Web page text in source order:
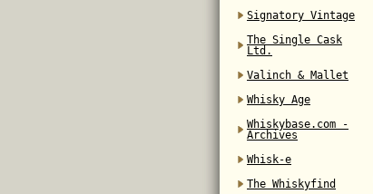
Signatory Vintage
The Single Cask
Ltd.
Valinch & Mallet
Whisky Age
Whiskybase.com -
Archives
Whisk-e
The Whiskyfind